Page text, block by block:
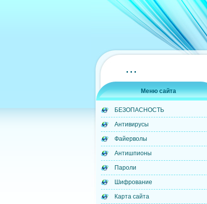
...
Меню сайта
БЕЗОПАСНОСТЬ
Антивирусы
Файерволы
Антишпионы
Пароли
Шифрование
Карта сайта